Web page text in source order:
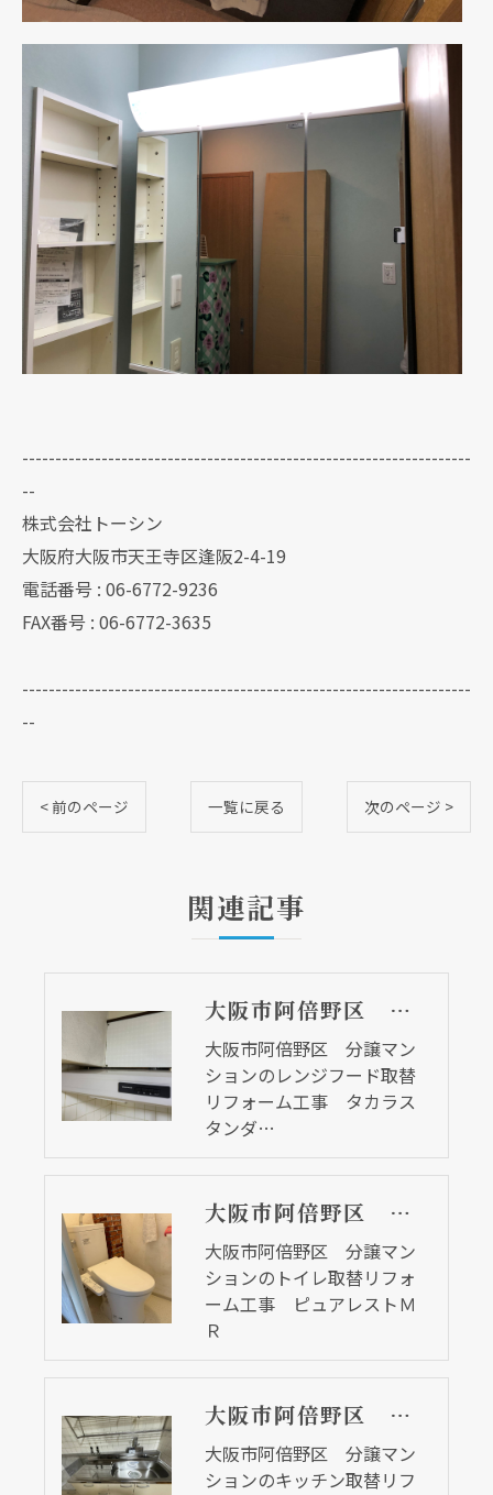
--------------------------------------------------------------------
--
株式会社トーシン
大阪府大阪市天王寺区逢阪2-4-19
電話番号 : 06-6772-9236
FAX番号 : 06-6772-3635
--------------------------------------------------------------------
--
< 前のページ 一覧に戻る 次のページ >
関連記事
大阪市阿倍野区 分譲マンションのレンジフード取替リフォーム工事 タカラスタンダード
大阪市阿倍野区 分譲マン
ションのレンジフード取替
リフォーム工事 タカラス
タンダ…
大阪市阿倍野区 分譲マンションのトイレ取替リフォーム工事 ピュアレストＭＲ
大阪市阿倍野区 分譲マン
ションのトイレ取替リフォ
ーム工事 ピュアレストＭ
Ｒ
大阪市阿倍野区 分譲マンションのキッチン取替リフォーム工事 セクショナルキッチン
大阪市阿倍野区 分譲マン
ションのキッチン取替リフ